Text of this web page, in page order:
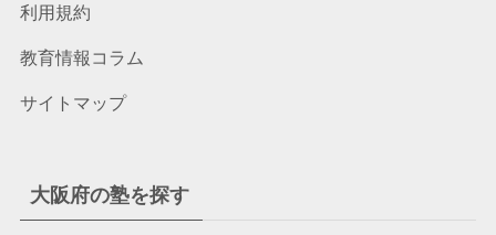
利用規約
教育情報コラム
サイトマップ
大阪府の塾を探す